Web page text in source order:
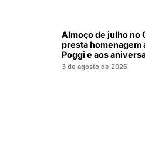
Almoço de julho no
presta homenagem
Poggi e aos
3 de agosto de 2026